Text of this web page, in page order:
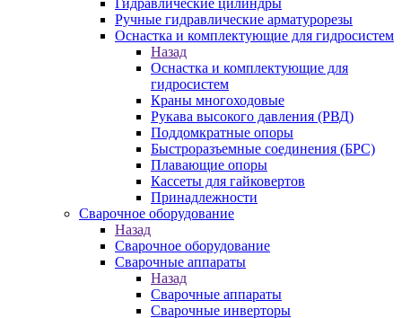
Гидравлические цилиндры
Ручные гидравлические арматурорезы
Оснастка и комплектующие для гидросистем
Назад
Оснастка и комплектующие для
гидросистем
Краны многоходовые
Рукава высокого давления (РВД)
Поддомкратные опоры
Быстроразъемные соединения (БРС)
Плавающие опоры
Кассеты для гайковертов
Принадлежности
Сварочное оборудование
Назад
Сварочное оборудование
Сварочные аппараты
Назад
Сварочные аппараты
Сварочные инверторы